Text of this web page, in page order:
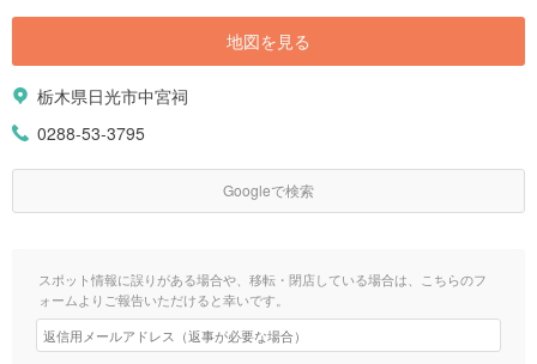
地図を見る
栃木県日光市中宮祠
0288-53-3795
Googleで検索
スポット情報に誤りがある場合や、移転・閉店している場合は、こちらのフ
ォームよりご報告いただけると幸いです。